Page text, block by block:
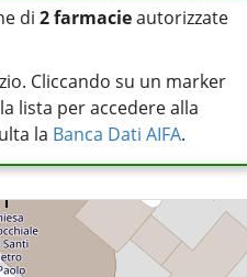
di 2 farmacieautorizzate
Cliccando su un marker
lista per accedere alla
la Banca Dati AIFA.